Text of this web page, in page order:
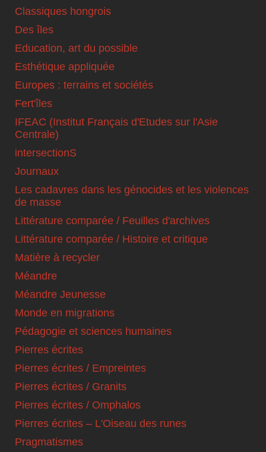
Classiques hongrois
Des îles
Education, art du possible
Esthétique appliquée
Europes : terrains et sociétés
Fert'îles
IFEAC (Institut Français d'Etudes sur l'Asie
Centrale)
intersectionS
Journaux
Les cadavres dans les génocides et les violences
de masse
Littérature comparée / Feuilles d'archives
Littérature comparée / Histoire et critique
Matière à recycler
Méandre
Méandre Jeunesse
Monde en migrations
Pédagogie et sciences humaines
Pierres écrites
Pierres écrites / Empreintes
Pierres écrites / Granits
Pierres écrites / Omphalos
Pierres écrites – L'Oiseau des runes
Pragmatismes